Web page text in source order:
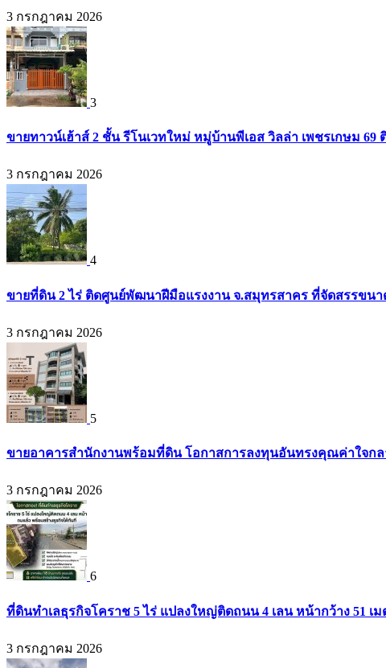
3 กรกฎาคม 2026
3
ขายทาวน์เฮ้าส์ 2 ชั้น รีโนเวทใหม่ หมู่บ้านพีเอส วิลล่า เพชรเกษม 69
3 กรกฎาคม 2026
4
ขายที่ดิน 2 ไร่ ติดศูนย์พัฒนาฝีมือแรงงาน จ.สมุทรสาคร ที่จัดสรรขนาด
3 กรกฎาคม 2026
5
ขายอาคารสำนักงานพร้อมที่ดิน โอกาสการลงทุนอันทรงคุณค่าใจกล
3 กรกฎาคม 2026
6
ที่ดินทำเลธุรกิจโคราช 5 ไร่ แปลงใหญ่ติดถนน 4 เลน หน้ากว้าง 51
3 กรกฎาคม 2026